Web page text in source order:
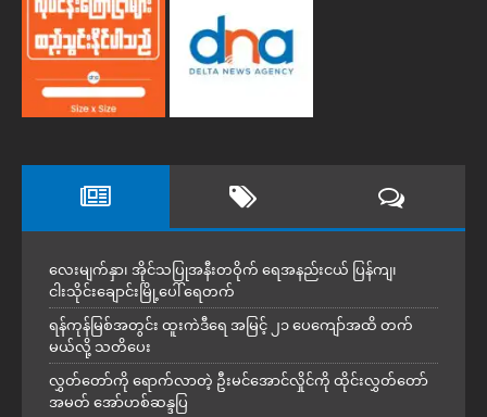
လေးမျက်နှာ၊ အိုင်သပြုအနီးတဝိုက် ရေအနည်းငယ် ပြန်ကျ၊
ငါးသိုင်းချောင်းမြို့ပေါ် ရေတက်
ရန်ကုန်မြစ်အတွင်း ထူးကဲဒီရေ အ​မြင့် ၂၁ ပေကျော်အထိ တက်
မယ်လို့ သတိပေး
လွှတ်တော်ကို ရောက်လာတဲ့ ဦးမင်အောင်လှိုင်ကို ထိုင်းလွှတ်တော်
အမတ် အော်ဟစ်ဆန္ဒပြ